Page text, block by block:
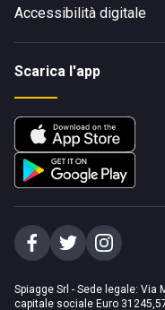
Accessibilità digitale
Scarica l'app
Spiagge Srl - Sede legale: Via
capitale sociale Euro